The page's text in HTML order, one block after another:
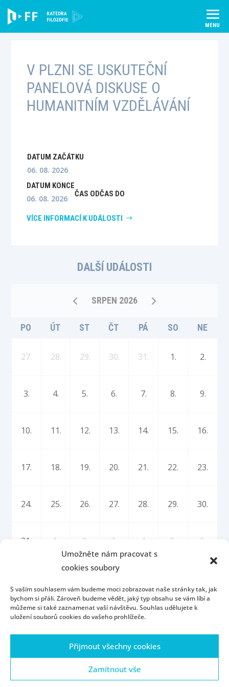
content
Umožněte nám pracovat s
cookies soubory
S vaším souhlasem vám budeme moci zobrazovat naše stránky tak, jak
bychom si přáli. Zároveň budeme vědět, jaký typ obsahu se vám líbí a
můžeme si také zaznamenat vaší návštěvu. Souhlas udělujete k
uložení souborů cookies do vašeho prohlížeče.
Přijmout všechny cookies
Zamítnout vše
V PLZNI SE USKUTEČNÍ
PANELOVÁ DISKUSE O
HUMANITNÍM VZDĚLÁVÁNÍ
DATUM ZAČÁTKU
06. 08. 2026
DATUM KONCE
06. 08. 2026 ČAS ODČAS DO
VÍCE INFORMACÍ K UDÁLOSTI
DALŠÍ UDÁLOSTI
SRPEN 2026
PO ÚT ST ČT PÁ SO NE
27. 28. 29. 30. 31. 1. 2.
3. 4. 5. 6. 7. 8. 9.
10. 11. 12. 13. 14. 15. 16.
17. 18. 19. 20. 21. 22. 23.
24. 25. 26. 27. 28. 29. 30.
31. 1. 2. 3. 4. 5. 6.
Úvod Kontakt
Konzultační hodiny
Přijímací řízení
Portál ZČU Webmail